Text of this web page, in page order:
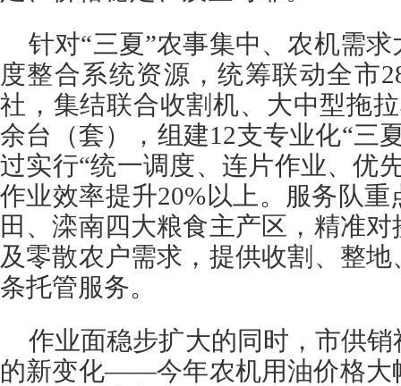
针对“三夏”农事集中、农机需
度整合系统资源，统筹联动全市
社，集结联合收割机、大中型拖
余台（套），组建12支专业化“三
过实行“统一调度、连片作业、优
作业效率提升20%以上。服务队
田、滦南四大粮食主产区，精准
及零散农户需求，提供收割、整
条托管服务。
作业面稳步扩大的同时，市供
的新变化——今年农机用油价格大